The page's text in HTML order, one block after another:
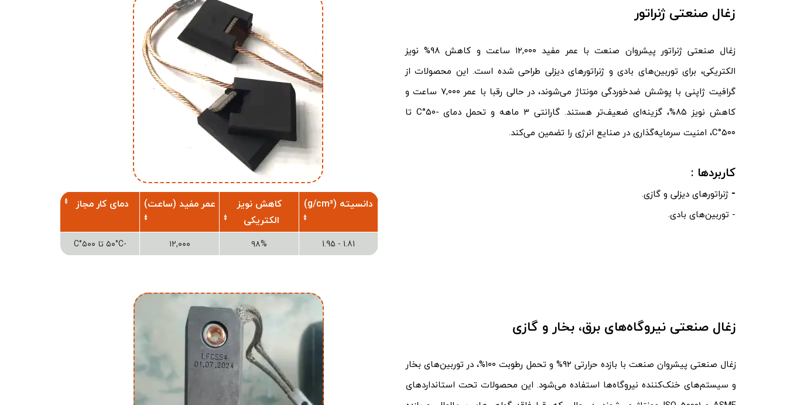
دانسیته (g/cm³)
کاهش نویز
الکتریکی
عمر مفید (ساعت) دمای کار مجاز
1.81 - 1.95 ۹۸% ۱۲,۰۰۰ -۵۰°C تا ۵۰۰°C
زغال صنعتی ژنراتور
زغال صنعتی ژنراتور پیشروان صنعت با عمر مفید ۱۲,۰۰۰ ساعت و کاهش ۹۸% نویز
الکتریکی، برای توربین‌های بادی و ژنراتورهای دیزلی طراحی شده است. این محصولات از
گرافیت ژاپنی با پوشش ضدخوردگی مونتاژ می‌شوند، در حالی رقبا با عمر ۷,۰۰۰ ساعت و
کاهش نویز ۸۵%، گزینه‌ای ضعیف‌تر هستند. گارانتی ۳ ماهه و تحمل دمای -۵۰°C تا
۵۰۰°C، امنیت سرمایه‌گذاری در صنایع انرژی را تضمین می‌کند.
​​​​​​​کاربردها :
- ژنراتورهای دیزلی و گازی.
- توربین‌های بادی.
زغال صنعتی نیروگاه‌های برق، بخار و گازی
زغال صنعتی پیشروان صنعت با بازده حرارتی ۹۲% و تحمل رطوبت ۱۰۰%، در توربین‌های بخار
و سیستم‌های خنک‌کننده نیروگاه‌ها استفاده می‌شود. این محصولات تحت استانداردهای